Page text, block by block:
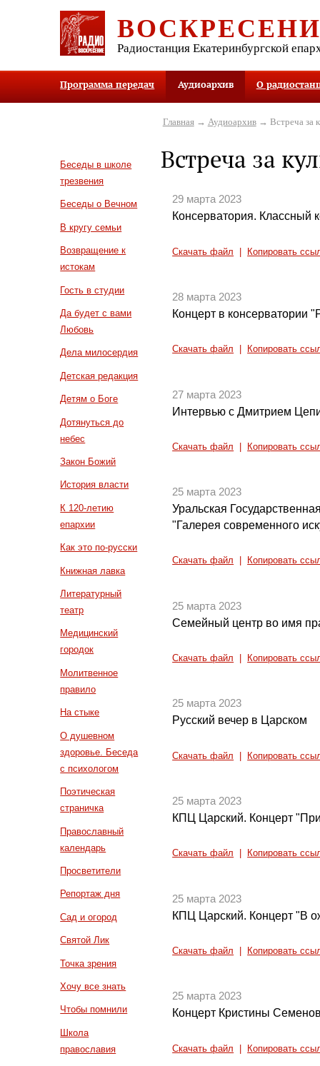
Радиостанция Екатеринбургской
Программа передач Аудиоархив О
Беседы в школе
трезвения
Беседы о Вечном
В кругу семьи
Возвращение к
истокам
Гость в студии
Да будет с вами
Любовь
Дела милосердия
Детская редакция
Детям о Боге
Дотянуться до
небес
Закон Божий
История власти
К 120-летию
епархии
Как это по-русски
Книжная лавка
Литературный
театр
Медицинский
городок
Молитвенное
правило
На стыке
О душевном
здоровье. Беседа
с психологом
Поэтическая
страничка
Православный
календарь
Просветители
Репортаж дня
Сад и огород
Святой Лик
Точка зрения
Хочу все знать
Чтобы помнили
Школа
православия
Главная→ Аудиоархив→ Встреча за
Встреча за
29 марта 2023
Консерватория. Классный
Скачать файл Копировать
28 марта 2023
Концерт в консерватории
Скачать файл Копировать
27 марта 2023
Интервью с Дмитрием
Скачать файл Копировать
25 марта 2023
Уральская
"Галерея современного
Скачать файл Копировать
25 марта 2023
Семейный центр во имя
Скачать файл Копировать
25 марта 2023
Русский вечер в Царском
Скачать файл Копировать
25 марта 2023
КПЦ Царский. Концерт
Скачать файл Копировать
25 марта 2023
КПЦ Царский. Концерт "В
Скачать файл Копировать
25 марта 2023
Концерт Кристины
Скачать файл Копировать